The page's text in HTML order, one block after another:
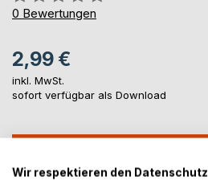
0%
0 Bewertungen
2,99 €
inkl. MwSt.
sofort verfügbar als Download
Wir respektieren den Datenschutz